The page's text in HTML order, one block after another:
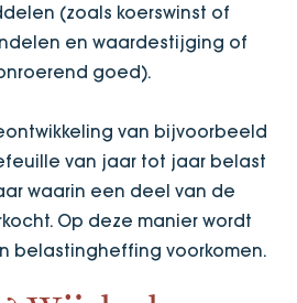
(zoals koerswinst of
en waardestijging of
goed).
van bijvoorbeeld
van jaar tot jaar belast
waarin een deel van de
Op deze manier wordt
belastingheffing voorkomen.